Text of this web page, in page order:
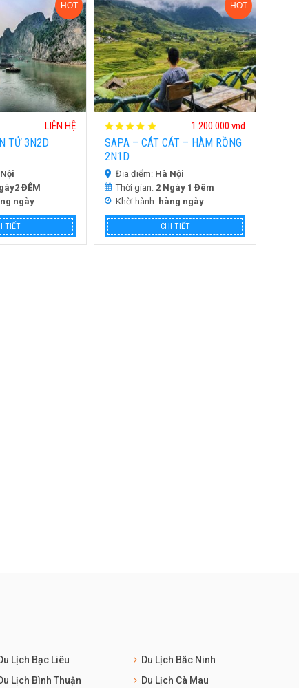
HOT
LIÊN HỆ
TỬ 3N2D
ĐÊM
ngày
TIẾT
HOT
1.200.000 vnd
SAPA – CÁT CÁT – HÀM RỒNG
2N1D
Địa điểm: Hà Nội
Thời gian: 2 Ngày 1 Đêm
Khời hành: hàng ngày
CHI TIẾT
Lịch Bạc Liêu
Du Lịch Bắc Ninh
Lịch Bình Thuận
Du Lịch Cà Mau